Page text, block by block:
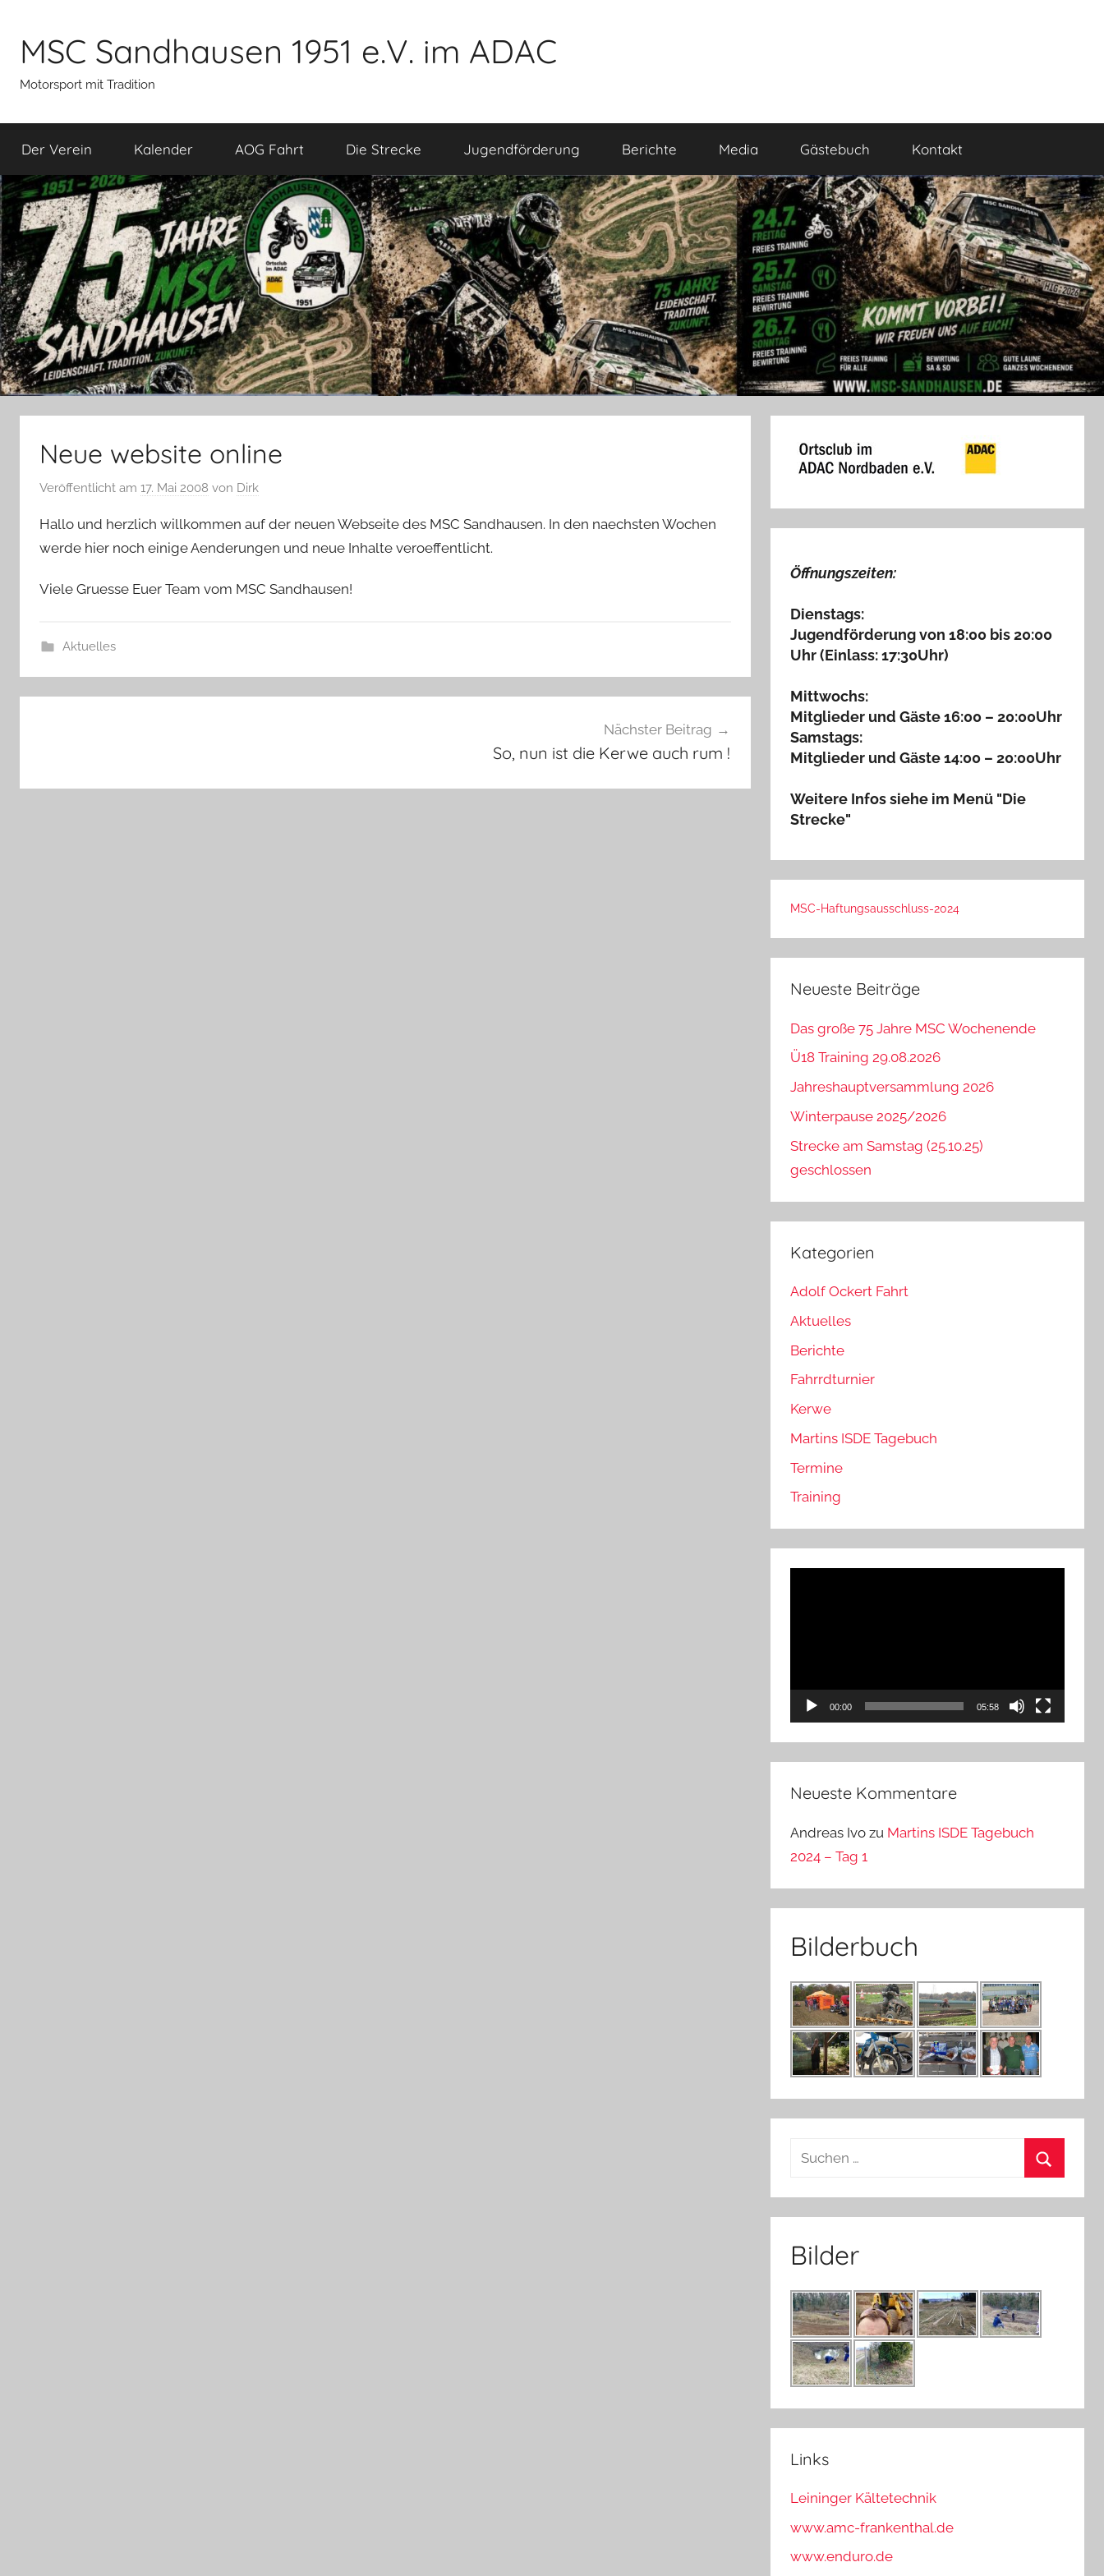
springen
MSC Sandhausen 1951 e.V. im ADAC
Motorsport mit Tradition
Der Verein Kalender AOG Fahrt Die Strecke Jugendförderung Berichte Media Gästebuch Kontakt
Neue website online
Veröffentlicht am 17. Mai 2008 von Dirk
Hallo und herzlich willkommen auf der neuen Webseite des MSC Sandhausen. In den naechsten Wochen
werde hier noch einige Aenderungen und neue Inhalte veroeffentlicht.
Viele Gruesse Euer Team vom MSC Sandhausen!
Aktuelles
Nächster Beitrag
So, nun ist die Kerwe auch rum !
Öffnungszeiten:
Dienstags:
Jugendförderung von 18:00 bis 20:00
Uhr (Einlass: 17:30Uhr)
Mittwochs:
Mitglieder und Gäste 16:00 – 20:00Uhr
Samstags:
Mitglieder und Gäste 14:00 – 20:00Uhr
Weitere Infos siehe im Menü "Die
Strecke"
MSC-Haftungsausschluss-2024
Neueste Beiträge
Das große 75 Jahre MSC Wochenende
Ü18 Training 29.08.2026
Jahreshauptversammlung 2026
Winterpause 2025/2026
Strecke am Samstag (25.10.25)
geschlossen
Kategorien
Adolf Ockert Fahrt
Aktuelles
Berichte
Fahrrdturnier
Kerwe
Martins ISDE Tagebuch
Termine
Training
00:00 05:58
Neueste Kommentare
Andreas Ivo zu Martins ISDE Tagebuch
2024 – Tag 1
Bilderbuch
Suchen
Bilder
Links
Leininger Kältetechnik
www.amc-frankenthal.de
www.enduro.de